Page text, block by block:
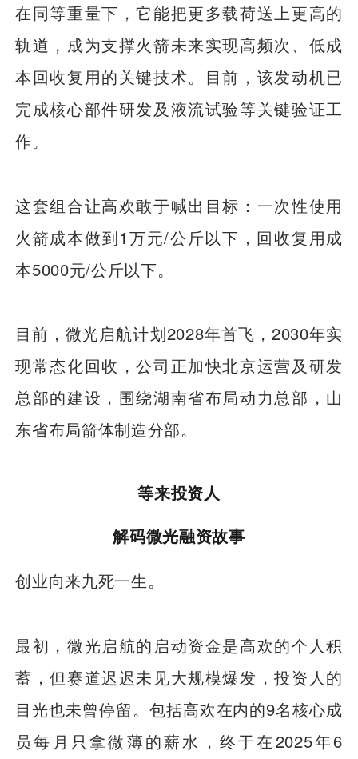
在同等重量下，它能把更多载荷送上更高的
轨道，成为支撑火箭未来实现高频次、低成
本回收复用的关键技术。目前，该发动机已
完成核心部件研发及液流试验等关键验证工
作。
这套组合让高欢敢于喊出目标：一次性使用
火箭成本做到1万元/公斤以下，回收复用成
本5000元/公斤以下。
目前，微光启航计划2028年首飞，2030年实
现常态化回收，公司正加快北京运营及研发
总部的建设，围绕湖南省布局动力总部，山
东省布局箭体制造分部。
等来投资人
解码微光融资故事
创业向来九死一生。
最初，微光启航的启动资金是高欢的个人积
蓄，但赛道迟迟未见大规模爆发，投资人的
目光也未曾停留。包括高欢在内的9名核心成
员每月只拿微薄的薪水，终于在2025年6